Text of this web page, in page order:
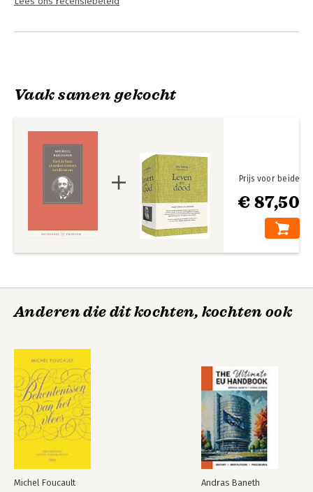
Vaak samen gekocht
€ 87,50
Prijs voor beide
Anderen die dit kochten, kochten ook
Michel Foucault Andras Baneth